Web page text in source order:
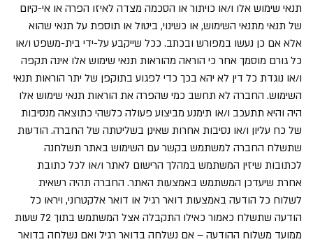
תנאי שימוש אלו ו/או כויתור או הסכמה מצדה לאיזו הפרה או אי-קיום
של תנאי מתנאי השימוש, או כשינוי, ביטול או תוספת על תנאי שהוא
אלא אם כן נעשו במפורש ובכתב. ככל שייקבע על-ידי בית-משפט ו/או
כל גורם מוסמך אחר כי הוראה מהוראות תנאי שימוש אלו אינה תקפה
ו/או נוגדת כל דין לא יהא בכך כדי לפגוע בתוקפן של יתר הוראות תנאי
השימוש. החברה לא תחשב כמי שהפרה את הוראות תנאי שימוש אלו
היה והיא תתעכב ו/או תימנע מביצוע פעולה כלשהי כתוצאה מנסיבות
של כח עליון ו/או נסיבות אחרות שאינן בשליטתה של החברה. הודעות
שתשלח החברה למשתמש בקשר עם השימוש באתר תשלחנה
לכתובות שיזין המשתמש במהלך הרישום לאתר ו/או לכל כתובת
אחרת שיעדכן המשתמש באמצעות האתר. החברה תהיה רשאית
לשלוח כל הודעה באמצעות דואר רגיל או דואר אלקטרוני, ויראו כל
הודעה שתשלח כאמור כאילו התקבלה אצל המשתמש בתוך 72 שעות
ממועד משלוח ההודעה – אם נשלחה בדואר רגיל ואם נשלחה בדואר